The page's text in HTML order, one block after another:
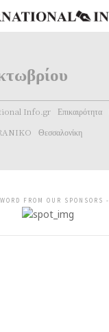
Info.gr Επικαιρότητα
Θεσσαλονίκη
FROM OUR SPONSORS -